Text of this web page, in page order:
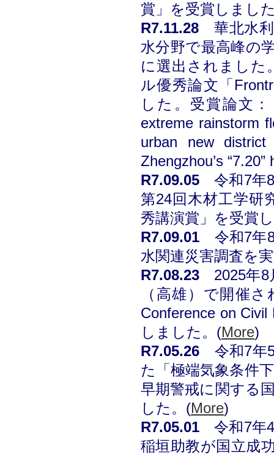
賞」を受賞しまし
R7.11.28
華北水
水分野で最高峰の
に選出されました
ル優秀論文「
した。受賞論文：
extreme rainstorm
urban new
Zhengzhou’s
R7.09.05
令和7年
第24回木材工学研
秀講演賞」を受賞
R7.09.01
令和7年
水関連災害調査を
R7.08.23
2025年
（高雄）で開催さ
Conference on
しました。 (More)
R7.05.26
令和7年
た「極端気象条件
早期警戒に関する
した。 (More)
R7.05.01
令和7年
稲垣助教が国立成